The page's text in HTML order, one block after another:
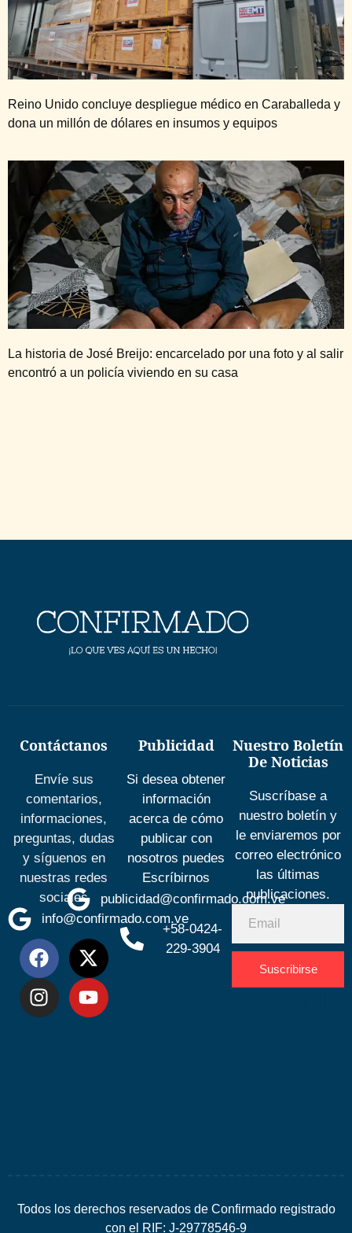
Reino Unido concluye despliegue médico en Caraballeda y
dona un millón de dólares en insumos y equipos
La historia de José Breijo: encarcelado por una foto y al salir
encontró a un policía viviendo en su casa
Contáctanos
Envíe sus
comentarios,
informaciones,
preguntas, dudas
y síguenos en
nuestras redes
sociales
info@confirmado.com.ve
Publicidad
Si desea obtener
información
acerca de cómo
publicar con
nosotros puedes
Escríbirnos
publicidad@confirmado.com.ve
+58-0424-
229-3904
Nuestro Boletín
De Noticias
Suscríbase a
nuestro boletín y
le enviaremos por
correo electrónico
las últimas
publicaciones.
Suscribirse
Todos los derechos reservados de Confirmado registrado
con el RIF: J-29778546-9